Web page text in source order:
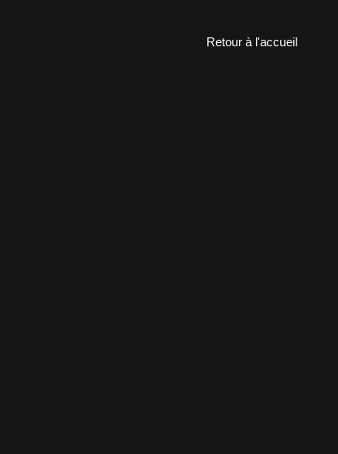
Retour à l'accueil